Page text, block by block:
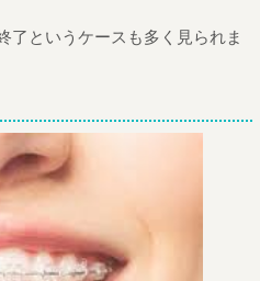
了というケースも多く見られま